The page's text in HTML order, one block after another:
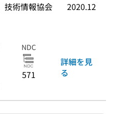
技術情報協会 2020.12
NDC
571
詳細を見
る